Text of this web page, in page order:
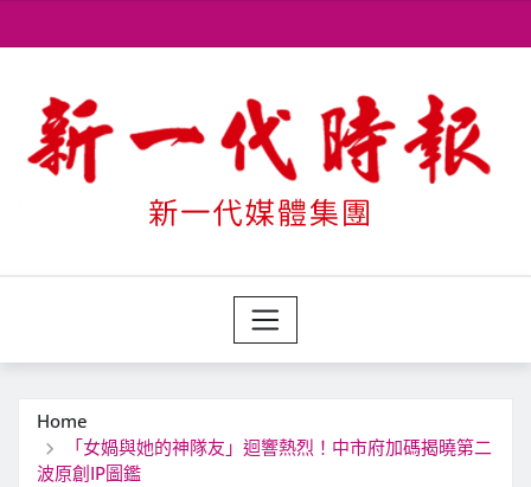
to
Home
「女媧與她的神隊友」迴響熱烈！中市府加碼揭曉第二
波原創IP圖鑑